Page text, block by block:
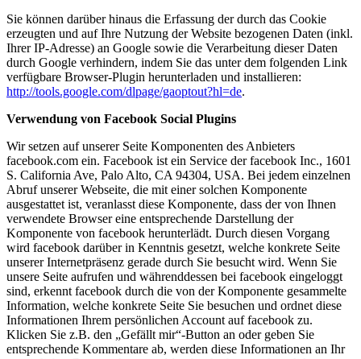
Sie können darüber hinaus die Erfassung der durch das Cookie
erzeugten und auf Ihre Nutzung der Website bezogenen Daten (inkl.
Ihrer IP-Adresse) an Google sowie die Verarbeitung dieser Daten
durch Google verhindern, indem Sie das unter dem folgenden Link
verfügbare Browser-Plugin herunterladen und installieren:
http://tools.google.com/dlpage/gaoptout?hl=de.
Verwendung von Facebook Social Plugins
Wir setzen auf unserer Seite Komponenten des Anbieters
facebook.com ein. Facebook ist ein Service der facebook Inc., 1601
S. California Ave, Palo Alto, CA 94304, USA. Bei jedem einzelnen
Abruf unserer Webseite, die mit einer solchen Komponente
ausgestattet ist, veranlasst diese Komponente, dass der von Ihnen
verwendete Browser eine entsprechende Darstellung der
Komponente von facebook herunterlädt. Durch diesen Vorgang
wird facebook darüber in Kenntnis gesetzt, welche konkrete Seite
unserer Internetpräsenz gerade durch Sie besucht wird. Wenn Sie
unsere Seite aufrufen und währenddessen bei facebook eingeloggt
sind, erkennt facebook durch die von der Komponente gesammelte
Information, welche konkrete Seite Sie besuchen und ordnet diese
Informationen Ihrem persönlichen Account auf facebook zu.
Klicken Sie z.B. den „Gefällt mir“-Button an oder geben Sie
entsprechende Kommentare ab, werden diese Informationen an Ihr